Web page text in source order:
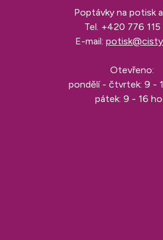
Poptávky na potisk
Tel. +420 776
E-mail:
Otevřeno:
pondělí - čtvrtek: 9 -
pátek: 9 - 16